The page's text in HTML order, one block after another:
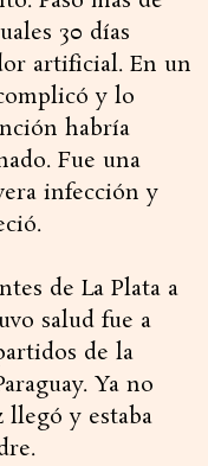
30 días
artificial. En un
y lo
habría
Fue una
infección y
de La Plata a
salud fue a
de la
Ya no
llegó y estaba